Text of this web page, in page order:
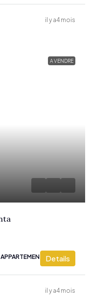
il y a4 mois
A VENDRE
Details
il y a4 mois